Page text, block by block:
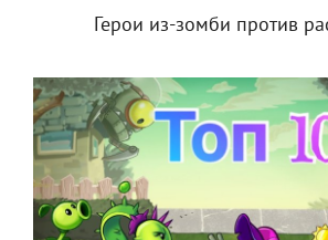
Герои из-зомби против